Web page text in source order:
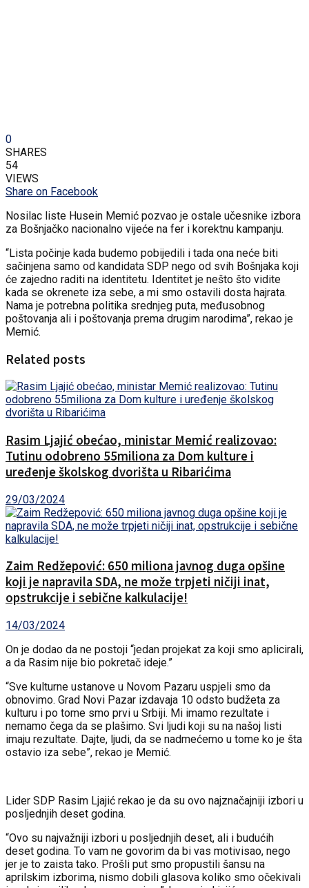
0
SHARES
54
VIEWS
Share on Facebook
Nosilac liste Husein Memić pozvao je ostale učesnike izbora
za Bošnjačko nacionalno vijeće na fer i korektnu kampanju.
“Lista počinje kada budemo pobijedili i tada ona neće biti
sačinjena samo od kandidata SDP nego od svih Bošnjaka koji
će zajedno raditi na identitetu. Identitet je nešto što vidite
kada se okrenete iza sebe, a mi smo ostavili dosta hajrata.
Nama je potrebna politika srednjeg puta, međusobnog
poštovanja ali i poštovanja prema drugim narodima”, rekao je
Memić.
Related posts
Rasim Ljajić obećao, ministar Memić realizovao:
Tutinu odobreno 55miliona za Dom kulture i
uređenje školskog dvorišta u Ribarićima
29/03/2024
Zaim Redžepović: 650 miliona javnog duga opšine
koji je napravila SDA, ne može trpjeti ničiji inat,
opstrukcije i sebične kalkulacije!
14/03/2024
On je dodao da ne postoji “jedan projekat za koji smo aplicirali,
a da Rasim nije bio pokretač ideje.”
“Sve kulturne ustanove u Novom Pazaru uspjeli smo da
obnovimo. Grad Novi Pazar izdavaja 10 odsto budžeta za
kulturu i po tome smo prvi u Srbiji. Mi imamo rezultate i
nemamo čega da se plašimo. Svi ljudi koji su na našoj listi
imaju rezultate. Dajte, ljudi, da se nadmećemo u tome ko je šta
ostavio iza sebe”, rekao je Memić.
Lider SDP Rasim Ljajić rekao je da su ovo najznačajniji izbori u
posljednjih deset godina.
“Ovo su najvažniji izbori u posljednjih deset, ali i budućih
deset godina. To vam ne govorim da bi vas motivisao, nego
jer je to zaista tako. Prošli put smo propustili šansu na
aprilskim izborima, nismo dobili glasova koliko smo očekivali